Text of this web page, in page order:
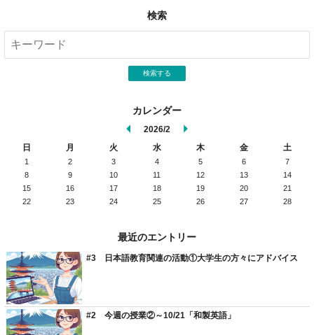
検索
検索する
カレンダー
2026/2
日
月 火 水 木 金 土
1 2 3 4 5 6
7
8
9 10 11 12 13
14
15
16 17 18 19 20
21
22
23 24 25 26 27 28
最近のエントリー
#3 日本語教育関連の活動①大学生の方々にアドバイス
#2 今週の授業②～10/21「和製英語」